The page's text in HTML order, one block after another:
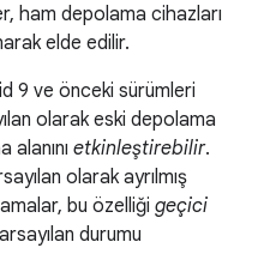
ham depolama cihazları
elde edilir.
9 ve önceki sürümleri
olarak eski depolama
alanını etkinleştirebilir.
olarak ayrılmış
bu özelliği geçici
durumu